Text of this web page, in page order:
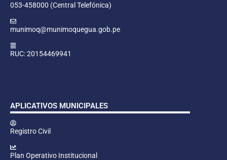
053-458000 (Central Telefónica)
munimoq@munimoquegua.gob.pe
RUC: 20154469941
APLICATIVOS MUNICIPALES
Registro Civil
Plan Operativo Institucional